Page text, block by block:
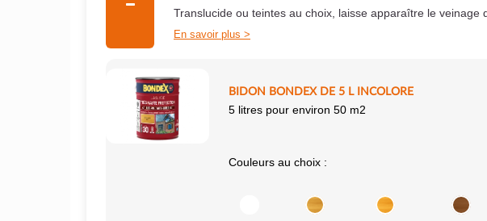
Translucide ou teintes au choix, laisse apparaître le veinage
En savoir plus
BIDON BONDEX DE 5 L INCOLORE
5 litres pour environ 50 m2
Couleurs au choix :